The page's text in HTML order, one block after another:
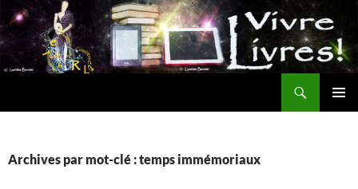
Aller
au
contenu
Archives par mot-clé : temps immémoriaux